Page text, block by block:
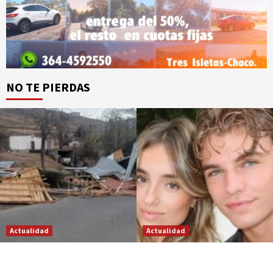
NO TE PIERDAS
Actualidad Actualidad